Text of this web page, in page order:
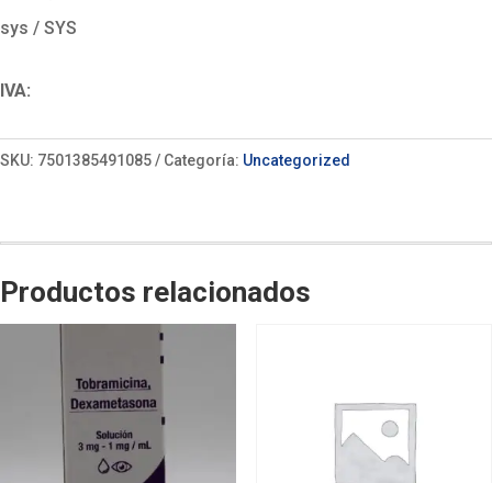
sys / SYS
IVA:
SKU: 7501385491085 Categoría: Uncategorized
Productos relacionados